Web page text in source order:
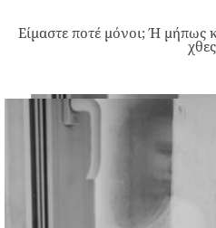
Είμαστε ποτέ μόνοι; Ή μήπως